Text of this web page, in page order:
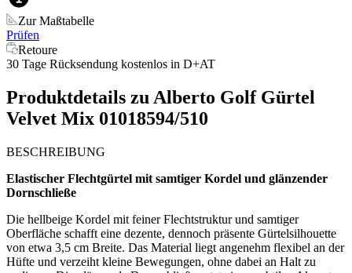
Zur Maßtabelle
Prüfen
Retoure
30 Tage Rücksendung kostenlos in D+AT
Produktdetails zu Alberto Golf Gürtel
Velvet Mix 01018594/510
BESCHREIBUNG
Elastischer Flechtgürtel mit samtiger Kordel und glänzender
Dornschließe
Die hellbeige Kordel mit feiner Flechtstruktur und samtiger
Oberfläche schafft eine dezente, dennoch präsente Gürtelsilhouette
von etwa 3,5 cm Breite. Das Material liegt angenehm flexibel an der
Hüfte und verzeiht kleine Bewegungen, ohne dabei an Halt zu